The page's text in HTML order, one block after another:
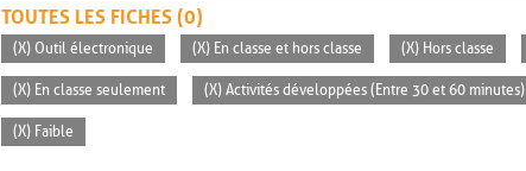
TOUTES LES FICHES (0)
(X) Outil électronique (X) En classe et hors classe (X) Hors classe
(X) En classe seulement (X) Activités développées (Entre 30 et 60 minutes)
(X) Faible